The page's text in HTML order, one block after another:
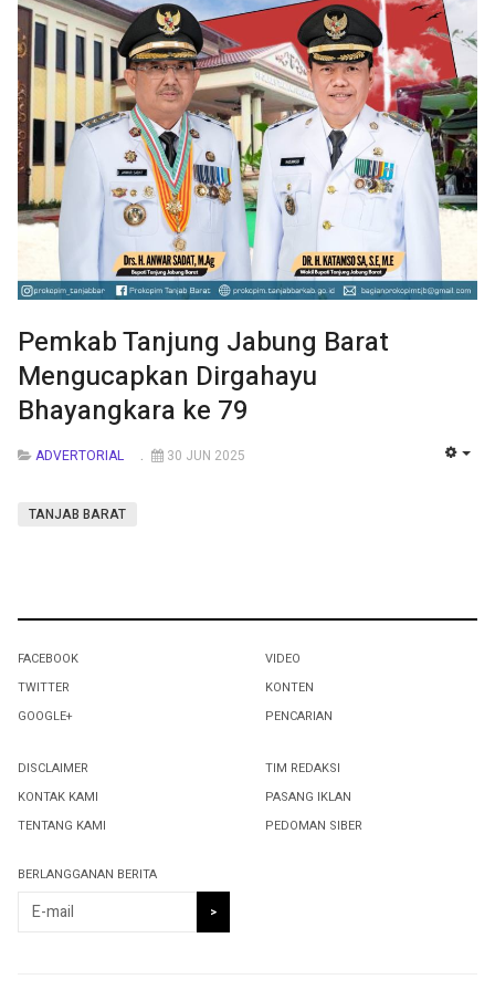
Pemkab Tanjung Jabung Barat
Mengucapkan Dirgahayu
Bhayangkara ke 79
ADVERTORIAL 30 JUN 2025
TANJAB BARAT
FACEBOOK
TWITTER
GOOGLE+
VIDEO
KONTEN
PENCARIAN
DISCLAIMER
KONTAK KAMI
TENTANG KAMI
TIM REDAKSI
PASANG IKLAN
PEDOMAN SIBER
BERLANGGANAN BERITA